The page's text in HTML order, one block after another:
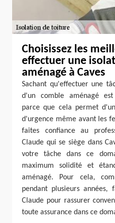
Choisissez les
effectuer une
aménagé à Caves
Sachant qu'effectuer une
d'un comble aménagé
parce que cela permet
d'urgence même avant les
faites confiance au
Claude qui se siège dans
votre tâche dans ce
maximum solidité et
aménagé. Pour cela,
pendant plusieurs années,
Claude pour rassurer
toute assurance dans ce